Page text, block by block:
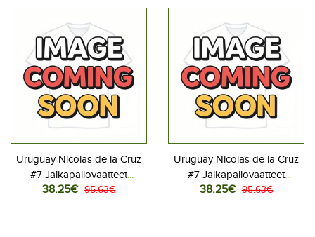
Uruguay Nicolas de la Cruz
#7 Jalkapallovaatteet
Kotipaita MM-kisat 2026
38.25€ 95.63€
Uruguay Nicolas de la Cruz
#7 Jalkapallovaatteet
Vieraspaita MM-kisat 2026
38.25€ 95.63€